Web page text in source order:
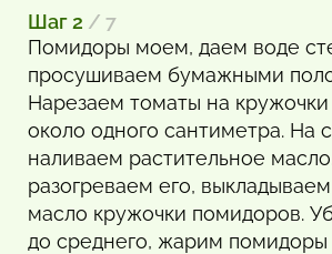
Шаг 2 / 7
Помидоры моем, даем воде
просушиваем бумажными
Нарезаем томаты на
около одного сантиметра. На
наливаем растительное
разогреваем его,
масло кружочки помидоров.
до среднего, жарим помидоры